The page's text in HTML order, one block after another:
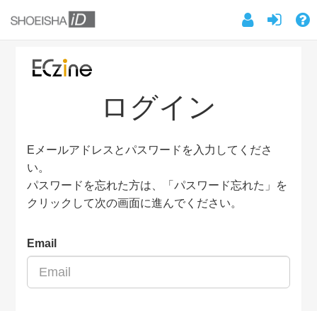
ログイン
Eメールアドレスとパスワードを入力してくださ
い。
パスワードを忘れた方は、「パスワード忘れた」を
クリックして次の画面に進んでください。
Email